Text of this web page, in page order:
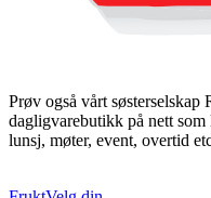
Prøv også vårt
dagligvarebutikk på nett
lunsj, møter, event, overtid